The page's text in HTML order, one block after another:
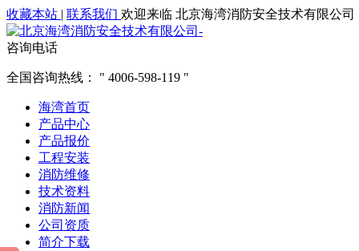
收藏本站 | 联系我们 欢迎来临 北京海湾消防安全技术有限公司
咨询电话
全国咨询热线： 4006-598-119
海湾首页
产品中心
产品报价
工程安装
消防维修
技术资料
消防新闻
公司资质
简介下载